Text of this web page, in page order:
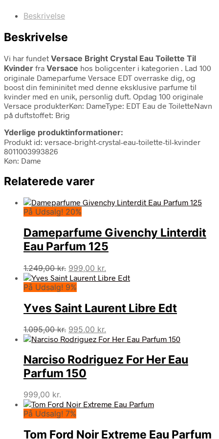
Beskrivelse
Beskrivelse
Vi har fundet Versace Bright Crystal Eau Toilette Til
Kvinder fra Versace hos boligcenter i kategorien . Lad 100
originale Dameparfume Versace EDT overraske dig, og
boost din femininitet med denne eksklusive parfume til
kvinder med en unik, personlig duft. Opdag 100 originale
Versace produkterKøn: DameType: EDT Eau de ToiletteNavn
på duftstoffet: Brig
Yderlige produktinformationer:
Produkt id: versace-bright-crystal-eau-toilette-til-kvinder
8011003993826
Køn: Dame
Relaterede varer
På Udsalg! 20%
Dameparfume Givenchy Linterdit
Eau Parfum 125
1.249,00kr. Den
oprindelige
pris
1.249,00 kr..
999,00 kr.
aktuelle
999,00 kr..
På Udsalg! 9%
Yves Saint Laurent Libre Edt
1.095,00kr. Den
oprindelige
var:
1.095,00 kr..
995,00 kr.
aktuelle
er:
995,00 kr..
Narciso Rodriguez For Her Eau
Parfum 150
999,00 kr.
På Udsalg! 7%
Tom Ford Noir Extreme Eau Parfum